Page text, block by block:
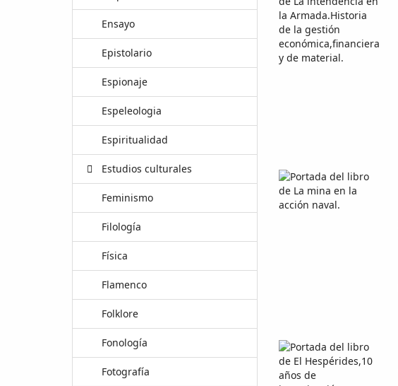
Ensayo
Epistolario
Espionaje
Espeleologia
Espiritualidad
Estudios culturales
Feminismo
Filología
Física
Flamenco
Folklore
Fonología
Fotografía